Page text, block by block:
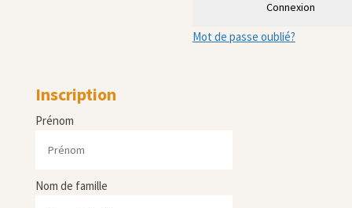
Connexion
Mot de passe oublié?
Inscription
Prénom
Nom de famille